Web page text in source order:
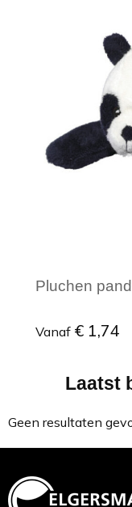
Pluchen
Vanaf € 1,74
Minimale
Laatst
Geen resultaten